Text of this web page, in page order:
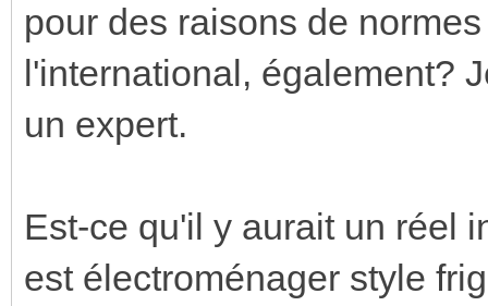
pour des raisons de
l'international, également?
un expert.
Est-ce qu'il y aurait un réel
est électroménager style